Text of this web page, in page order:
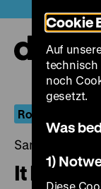
zum
Seiteninhalt
springen
Roads not Taken
Samstag, 07.
It
Cookie
Auf
technisch
noch
gesetzt.
Was
1)
Diese